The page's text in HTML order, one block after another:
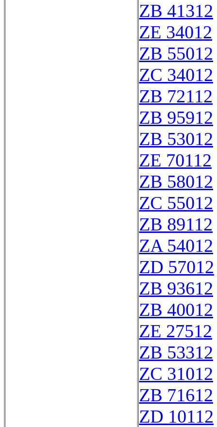
ZB 41312
ZE 34012
ZB 55012
ZC 34012
ZB 72112
ZB 95912
ZB 53012
ZE 70112
ZB 58012
ZC 55012
ZB 89112
ZA 54012
ZD 57012
ZB 93612
ZB 40012
ZE 27512
ZB 53312
ZC 31012
ZB 71612
ZD 10112